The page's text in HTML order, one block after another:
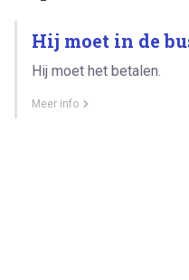
Hij moet in de
Hij moet het betalen.
Meer info